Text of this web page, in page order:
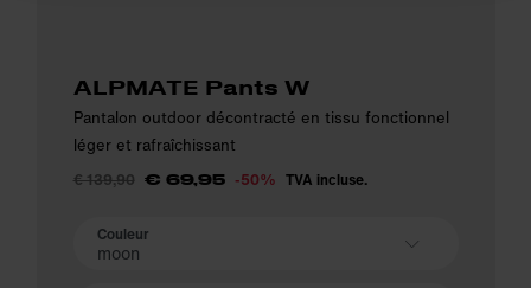
ALPMATE Pants W
Pantalon outdoor décontracté en tissu fonctionnel
léger et rafraîchissant
€ 139,90 € 69,95 -50% TVA incluse.
Couleur
moon